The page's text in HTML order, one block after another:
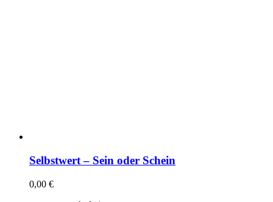
Selbstwert – Sein oder Schein
0,00 €